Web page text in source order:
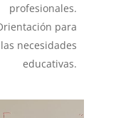
profesionales.
para
necesidades
educativas.